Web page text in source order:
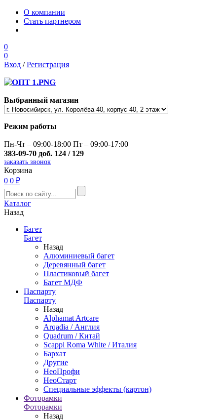
О компании
Стать партнером
0
0
Вход /Регистрация
Выбранный магазин
Режим работы
Пн-Чт – 09:00-18:00 Пт – 09:00-17:00
383-09-70 доб. 124 / 129
заказать звонок
Корзина
0 0 ₽
Каталог
Назад
Багет
Багет
Назад
Алюминиевый багет
Деревянный багет
Пластиковый багет
Багет МДФ
Паспарту
Паспарту
Назад
Alphamat Artcare
Arqadia / Англия
Quadrum / Китай
Scappi Roma White / Италия
Бархат
Другие
НеоПрофи
НеоСтарт
Специальные эффекты (картон)
Фоторамки
Фоторамки
Назад